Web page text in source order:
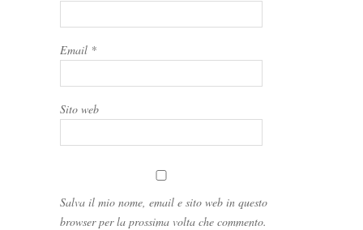
Email *
Sito web
Salva il mio nome, email e sito web in questo
browser per la prossima volta che commento.